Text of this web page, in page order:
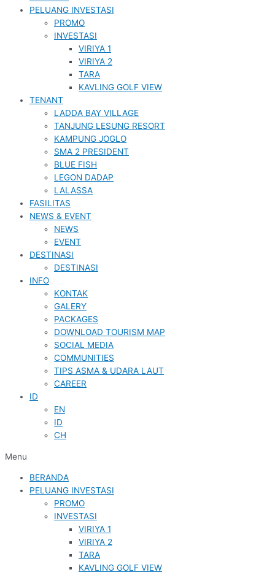
PELUANG INVESTASI
PROMO
INVESTASI
VIRIYA 1
VIRIYA 2
TARA
KAVLING GOLF VIEW
TENANT
LADDA BAY VILLAGE
TANJUNG LESUNG RESORT
KAMPUNG JOGLO
SMA 2 PRESIDENT
BLUE FISH
LEGON DADAP
LALASSA
FASILITAS
NEWS & EVENT
NEWS
EVENT
DESTINASI
DESTINASI
INFO
KONTAK
GALERY
PACKAGES
DOWNLOAD TOURISM MAP
SOCIAL MEDIA
COMMUNITIES
TIPS ASMA & UDARA LAUT
CAREER
ID
EN
ID
CH
Menu
BERANDA
PELUANG INVESTASI
PROMO
INVESTASI
VIRIYA 1
VIRIYA 2
TARA
KAVLING GOLF VIEW